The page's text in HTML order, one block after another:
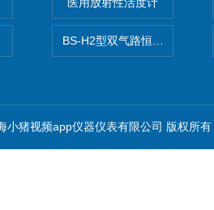
BS-H2型双气路恒流大气采样
小猪视频app仪器仪表有限公司 版权所有